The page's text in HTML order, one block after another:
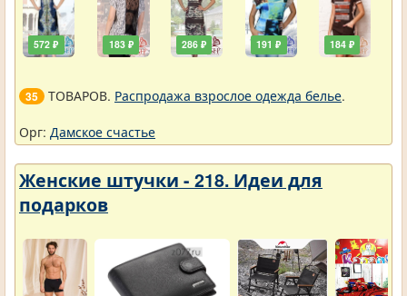
572 ₽ 183 ₽ 286 ₽ 191 ₽ 184 ₽
35 ТОВАРОВ. Распродажа взрослое одежда белье.
Орг: Дамское счастье
Женские штучки - 218. Идеи для
подарков